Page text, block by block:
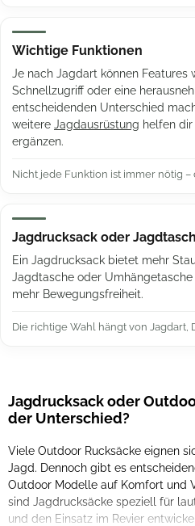
Wichtige Funktionen
Je nach Jagdart können Features
Schnellzugriff oder eine
entscheidenden Unterschied
weitere Jagdausrüstung helfen
ergänzen.
Nicht jede Funktion ist immer nötig –
Jagdrucksack oder
Ein Jagdrucksack bietet mehr
Jagdtasche oder
mehr Bewegungsfreiheit.
Die richtige Wahl hängt von Jagdart,
Jagdrucksack oder
der Unterschied?
Viele Outdoor Rucksäcke eignen
Jagd. Dennoch gibt es
Outdoor Modelle auf Komfort und
sind Jagdrucksäcke speziell für
und den Einsatz im Revier
Outdoor Rucksäcke für Jagd und
wenn du deinen Rucksack nicht